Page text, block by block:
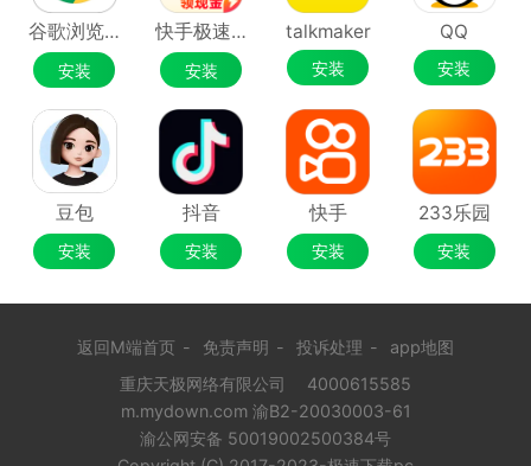
谷歌浏览器Google Chrome
安装
快手极速版
安装
talkmaker
安装
QQ
安装
豆包
安装
抖音
安装
快手
安装
233乐园
安装
返回M端首页 - 免责声明 - 投诉处理 -
app地图
重庆天极网络有限公司
4000615585
m.mydown.com 渝B2-20030003-61
渝公网安备 50019002500384号